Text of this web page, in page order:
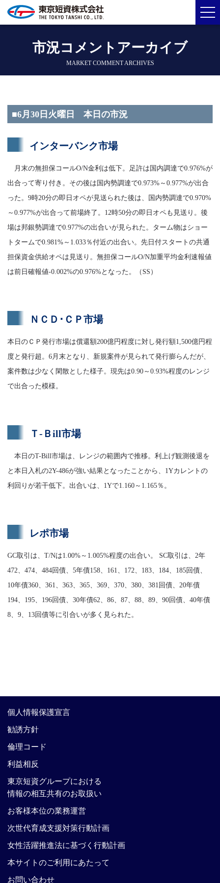
市況コメントアーカイブ
MARKET COMMENT ARCHIVES
■6月30日火曜日 本日の市況
インターバンク市場
月末の無担保コールO/N金利は低下。足許は国内調達で0.976%が
出合って寄り付き。その後は国内勢調達で0.973%～0.977%が出合
った。9時20分の即日オペが見送られた後は、国内勢調達で0.970%
～0.977%が出合って前場終了。12時50分の即日オペも見送り。後
場は邦銀勢調達で0.977%の出合いが見られた。ターム物はショー
トタームで0.981%～1.033％付近の出合い。先日付スタートの共通
担保資金供給オペは見送り。無担保コールO/N加重平均金利速報値
は前日確報値-0.002%の0.976%となった。（SS）
ＮＣＤ･ＣＰ市場
本日のＣＰ発行市場は償還額200億円程度に対し発行額1,500億円程
度と発行超。6月末となり、新規案件が見られて発行膨らんだが、
案件数は少なく閑散とした様子。現先は0.90～0.93%程度のレンジ
で出合った模様。
Ｔ-Ｂill市場
本日のT-Bill市場は、レンジの範囲内で推移。利上げ観測後退を
と本日入札の2Y-486が強い結果となったことから、1Yカレントの
利回りが若干低下。出合いは、1Yで1.160～1.165％。
レポ市場
GC取引は、T/Nは1.00%～1.005%程度の出合い。 SC取引は、2年
472、474、484回債、5年債158、161、172、183、184、185回債、
10年債360、361、363、365、369、370、380、381回債、20年債
194、195、196回債、30年債62、86、87、88、89、90回債、40年債
8、9、13回債等に引合いが多く見られた。
個人情報保護宣言
勧誘方針
倫理コード
利益相反
東京短資グループにおける
情報の相互共有のお取扱い
お客様本位の業務運営
次世代育成支援対策行動計画
女性活躍推進法に基づく行動計画
本サイトのご利用にあたって
お問い合わせ